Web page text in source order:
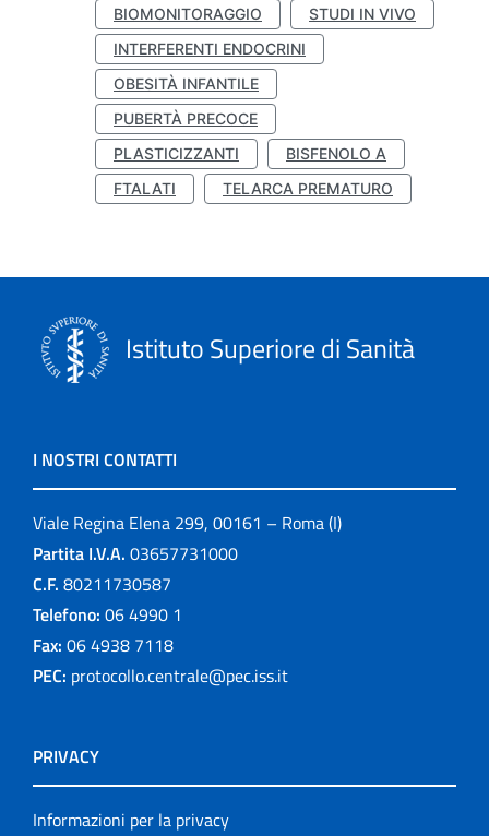
BIOMONITORAGGIO
STUDI IN VIVO
INTERFERENTI ENDOCRINI
OBESITÀ INFANTILE
PUBERTÀ PRECOCE
PLASTICIZZANTI
BISFENOLO A
FTALATI
TELARCA PREMATURO
Istituto Superiore di Sanità
I NOSTRI CONTATTI
Viale Regina Elena 299, 00161 – Roma (I)
Partita I.V.A. 03657731000
C.F. 80211730587
Telefono: 06 4990 1
Fax: 06 4938 7118
PEC: protocollo.centrale@pec.iss.it
PRIVACY
Informazioni per la privacy